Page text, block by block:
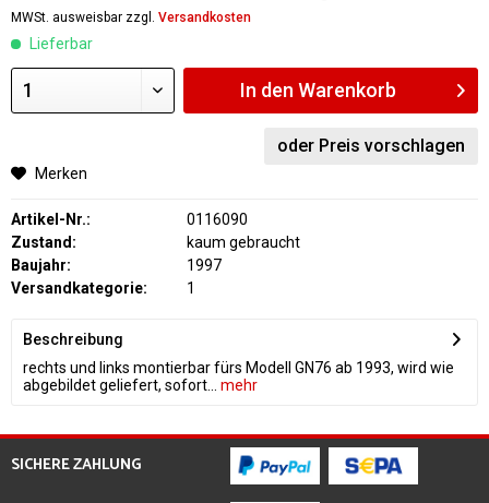
MWSt. ausweisbar zzgl. Versandkosten
Lieferbar
In den Warenkorb
oder Preis vorschlagen
Merken
Artikel-Nr.:
0116090
Zustand:
kaum gebraucht
Baujahr:
1997
Versandkategorie:
1
Beschreibung
rechts und links montierbar fürs Modell GN76 ab 1993, wird wie
abgebildet geliefert, sofort...
mehr
SICHERE ZAHLUNG